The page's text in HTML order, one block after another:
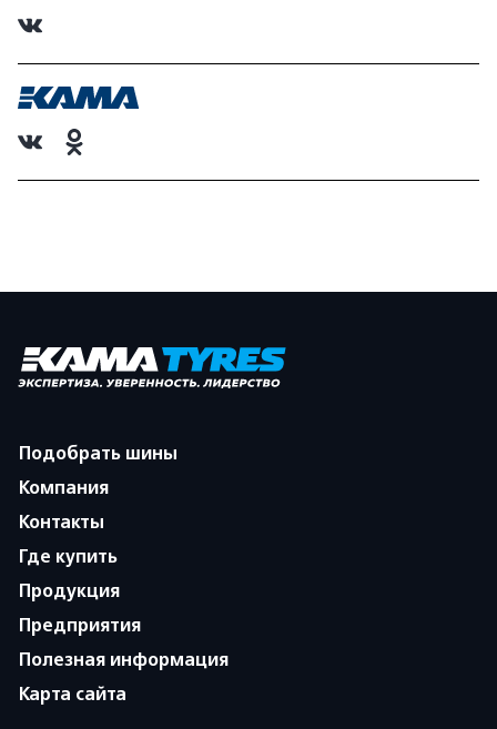
Подобрать шины
Компания
Контакты
Где купить
Продукция
Предприятия
Полезная информация
Карта сайта